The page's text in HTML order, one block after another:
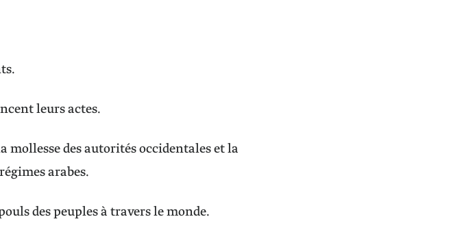
leurs actes.
mollesse des autorités occidentales et la
arabes.
des peuples à travers le monde.